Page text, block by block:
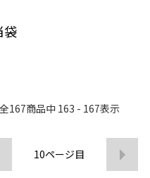
袋
全167商品中 163 - 167表示
10ページ目